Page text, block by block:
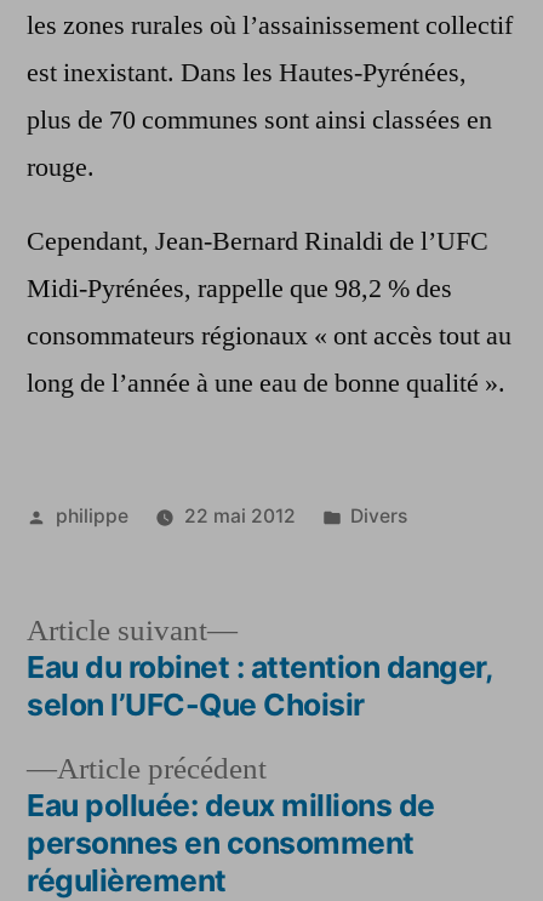
les zones rurales où l’assainissement collectif
est inexistant. Dans les Hautes-Pyrénées,
plus de 70 communes sont ainsi classées en
rouge.
Cependant, Jean-Bernard Rinaldi de l’UFC
Midi-Pyrénées, rappelle que 98,2 % des
consommateurs régionaux « ont accès tout au
long de l’année à une eau de bonne qualité ».
Publié
philippe 22 mai 2012
Publié
Divers
Navigation
l’article
Article précédentArticle
précédent :
Eau polluée: deux millions de
personnes en consomment
régulièrement
Article suivant
Article
suivant :
Eau du robinet : attention danger,
selon l’UFC-Que Choisir